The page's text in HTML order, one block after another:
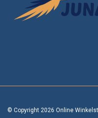
© Copyright 2026 Online